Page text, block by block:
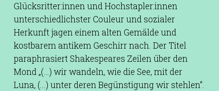
Glücksritter:innen und Hochstapler:innen
unterschiedlichster Couleur und sozialer
Herkunft jagen einem alten Gemälde und
kostbarem antikem Geschirr nach. Der Titel
paraphrasiert Shakespeares Zeilen über den
Mond „(…) wir wandeln, wie die See, mit der
Luna, (...) unter deren Begünstigung wir stehlen“.